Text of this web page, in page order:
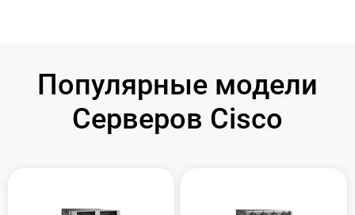
Популярные модели
Серверов Cisco